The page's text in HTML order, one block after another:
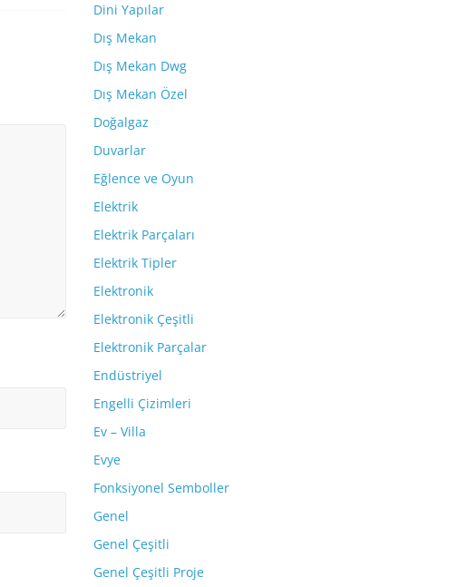
Dini Yapılar
Dış Mekan
Dış Mekan Dwg
Dış Mekan Özel
Doğalgaz
Duvarlar
Eğlence ve Oyun
Elektrik
Elektrik Parçaları
Elektrik Tipler
Elektronik
Elektronik Çeşitli
Elektronik Parçalar
Endüstriyel
Engelli Çizimleri
Ev – Villa
Evye
Fonksiyonel Semboller
Genel
Genel Çeşitli
Genel Çeşitli Proje